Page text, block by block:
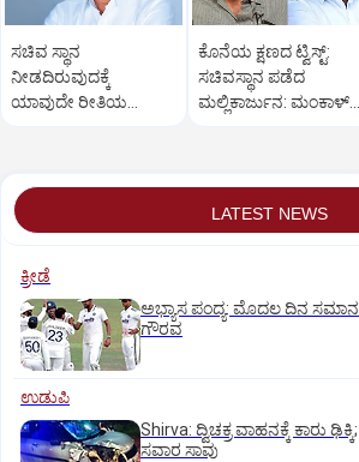
ಸಚಿವ ಸ್ಥಾನ
ನೀಡದಿರುವುದಕ್ಕೆ
ಯಾವುದೇ ರೀತಿಯ
ಕೊನೆಯ ಕ್ಷಣದ ಟ್ವಿಸ್ಟ್:
ಸಚಿವಸ್ಥಾನ ಪಡೆದ
ಮಲ್ಲಿಕಾರ್ಜುನ: ಮಂಕಾಳ್‌
LATEST NEWS
ಕ್ರೀಡೆ
ಅಭ್ಯಾಸ ಪಂದ್ಯ: ಮೊದಲ ದಿನ ಸಮಾನ
ಗೌರವ
ಉಡುಪಿ
Shirva: ದ್ವಿಚಕ್ರ ವಾಹನಕ್ಕೆ ಕಾರು ಢಿಕ್ಕಿ;
ಸವಾರ ಸಾವು